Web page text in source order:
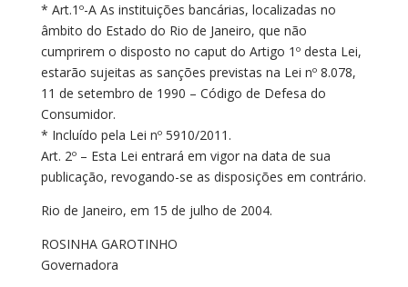
* Art.1º-A As instituições bancárias, localizadas no
âmbito do Estado do Rio de Janeiro, que não
cumprirem o disposto no caput do Artigo 1º desta Lei,
estarão sujeitas as sanções previstas na Lei nº 8.078,
11 de setembro de 1990 – Código de Defesa do
Consumidor.
* Incluído pela Lei nº 5910/2011.
Art. 2º – Esta Lei entrará em vigor na data de sua
publicação, revogando-se as disposições em contrário.
Rio de Janeiro, em 15 de julho de 2004.
ROSINHA GAROTINHO
Governadora